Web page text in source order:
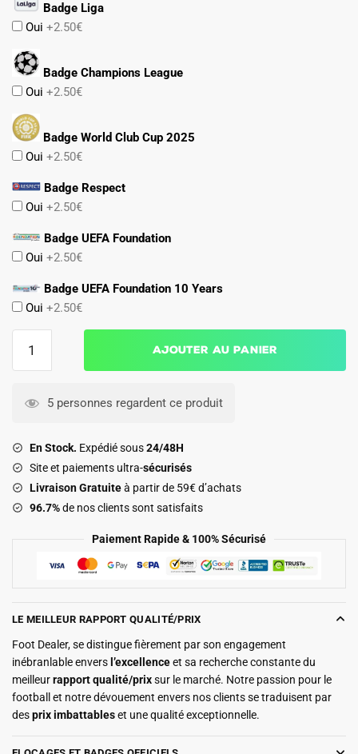
Badge Liga
Oui +2.50€
Badge Champions League
Oui +2.50€
Badge World Club Cup 2025
Oui +2.50€
Badge Respect
Oui +2.50€
Badge UEFA Foundation
Oui +2.50€
Badge UEFA Foundation 10 Years
Oui +2.50€
Atletico
2026
2027
Manches
Longues
Ajouter au panier
5 personnes regardent ce produit
En Stock. Expédié sous24/48H
Site et paiements ultra-sécurisés
Livraison Gratuiteà partir de 59€ d’achats
96.7%de nos clients sont satisfaits
Paiement Rapide & 100% Sécurisé
LE MEILLEUR RAPPORT QUALITÉ/PRIX
Foot Dealer, se distingue fièrement par son engagement
inébranlable envers l’excellenceet sa recherche constante du
meilleurrapport qualité/prixsur le marché. Notre passion pour le
football et notre dévouement envers nos clients se traduisent par
desprix imbattableset une qualité exceptionnelle.